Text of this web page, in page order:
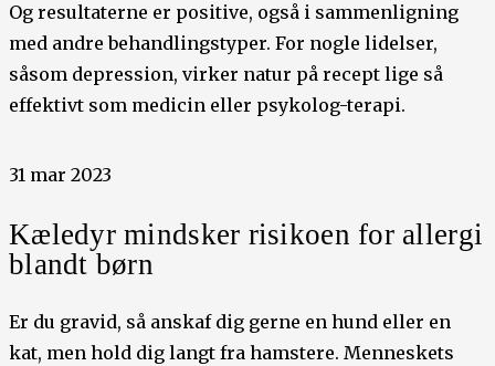
Og resultaterne er positive, også i sammenligning
med andre behandlingstyper. For nogle lidelser,
såsom depression, virker natur på recept lige så
effektivt som medicin eller psykolog-terapi.
31 mar 2023
Kæledyr mindsker risikoen for allergi
blandt børn
Er du gravid, så anskaf dig gerne en hund eller en
kat, men hold dig langt fra hamstere. Menneskets